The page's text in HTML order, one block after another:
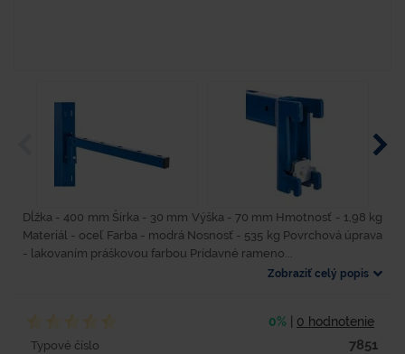
Dĺžka - 400 mm Šírka - 30 mm Výška - 70 mm Hmotnosť - 1,98 kg
Materiál - oceľ Farba - modrá Nosnosť - 535 kg Povrchová úprava
- lakovaním práškovou farbou Prídavné rameno...
Zobraziť celý popis
0% 0 hodnotenie
Typové číslo 7851